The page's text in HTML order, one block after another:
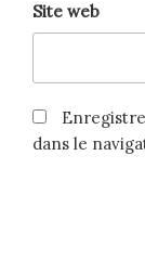
Site web
dans le